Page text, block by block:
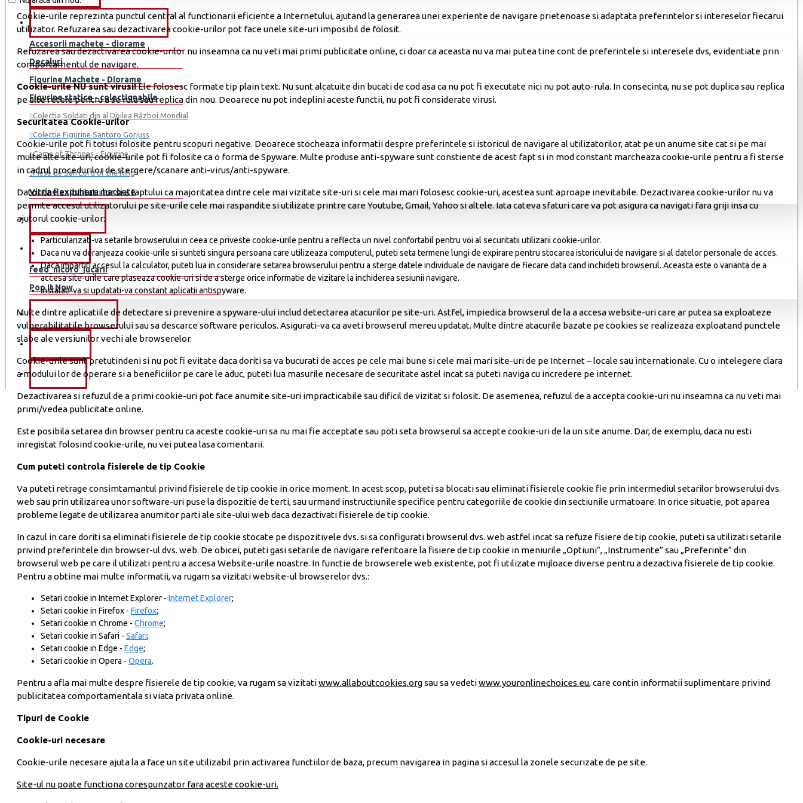
Producator
Abrex
Abrex Junior
ACME
Alarme
Almost Real
Altaya
Altii
Altii...
Amercom
Atlas
AuroraModels
Auto Historia
Autoart
Vezi mai mult...
Colectia Eddie Stobart Collection 1:76 Atlas
Colectia Fast & Furious 1:32 2025 Libertatea
Colectia Fast & Furious 1:32 Libertatea
Colectia Ferrari Eaglemoss/Altaya
Colectia Ferrari Racing Collection 1:43 GSP
Colectia Formula 1 - 2024 Libertatea
Colectia Formula 1 - Car Collection 1:43 GSP
Colectia Locomotive Celebre - Amercom
Colectia Masini de Legenda Romania
Vezi mai mult...
Reviste Machete KIT -
construibile
Colectia Elicopterul de Asalt MI-24V, scara 1:24 Eaglemoss
Colectia Figurina Iron Man - Armura MARK III, 1:4, KIT, DeAgostini
Colectia Furios si Iute, Nissan Skyline GT-R KIT, 1:8, DeAgostini
Colectia Macheta ARO 240 KIT, scara 1:8 Hachette
Colectia Macheta Dacia 1300 KIT, scara 1:8 Eaglemoss
Colectia Macheta Dacia 1300 KIT, scara 1:8 Hachette
Colectia Macheta Nava Scoala Mircea KIT, scara 1:95 RBA
Colectia Trabant 601 Deluxe, 1:8, Hachette
Colectia Spy Robot - Robotul Spion- Eaglemoss
Colectia Tancul Т-34 macheta kit 1:16 - Eaglemoss
Vezi mai mult...
Reviste Figurine
Colectia Game of Thrones
Colectie Piese de Sah Lord of the Ring
Reviste copii - educative
Colectia Biblioteca pentru copii
Colectia Marea istorie ilustrata a Romaniei si a Republicii Moldova - Litera
Colectia Povesti Biblioteca Disney 100 de ani - Libertatea
Colectia Lumea Animalutelor - Amercom
Colectia Magic Happy English - Amercom
Colectii diverse
ACC/FIGURINE/VITRINE
Accesorii machete - diorame
Decaluri
Figurine Machete - Diorame
Figurine statice - colectionabile
Colectia Soldati din al Doilea Război Mondial
Colectie Figurine Santoro Gorjuss
Game of Thrones - Figurine
Piese de Sah Lord of the Ring
Vitrine expunere machete
IN CURAND
JUCARII
feed_nicoro_jucarii
Pop It Now
MACHETE KIT
OUTLET
FORUM
Cookie-urile reprezinta punctul central al functionarii eficiente a Internetului, ajutand la generarea unei experiente de navigare prietenoase si adaptata preferintelor si intereselor fiecarui
utilizator. Refuzarea sau dezactivarea cookie-urilor pot face unele site-uri imposibil de folosit.
Refuzarea sau dezactivarea cookie-urilor nu inseamna ca nu veti mai primi publicitate online, ci doar ca aceasta nu va mai putea tine cont de preferintele si interesele dvs, evidentiate prin
comportamentul de navigare.
Cookie-urile NU sunt virusi!Ele folosesc formate tip plain text. Nu sunt alcatuite din bucati de cod asa ca nu pot fi executate nici nu pot auto-rula. In consecinta, nu se pot duplica sau replica
pe alte retele pentru a se rula sau replica din nou. Deoarece nu pot indeplini aceste functii, nu pot fi considerate virusi.
Securitatea Cookie-urilor
Cookie-urile pot fi totusi folosite pentru scopuri negative. Deoarece stocheaza informatii despre preferintele si istoricul de navigare al utilizatorilor, atat pe un anume site cat si pe mai
multe alte site-uri, cookie-urile pot fi folosite ca o forma de Spyware. Multe produse anti-spyware sunt constiente de acest fapt si in mod constant marcheaza cookie-urile pentru a fi sterse
in cadrul procedurilor de stergere/scanare anti-virus/anti-spyware.
Datorita flexibilitatii lor si a faptului ca majoritatea dintre cele mai vizitate site-uri si cele mai mari folosesc cookie-uri, acestea sunt aproape inevitabile. Dezactivarea cookie-urilor nu va
permite accesul utilizatorului pe site-urile cele mai raspandite si utilizate printre care Youtube, Gmail, Yahoo si altele. Iata cateva sfaturi care va pot asigura ca navigati fara griji insa cu
ajutorul cookie-urilor:
Particularizati-va setarile browserului in ceea ce priveste cookie-urile pentru a reflecta un nivel confortabil pentru voi al securitatii utilizarii cookie-urilor.
Daca nu va deranjeaza cookie-urile si sunteti singura persoana care utilizeaza computerul, puteti seta termene lungi de expirare pentru stocarea istoricului de navigare si al datelor personale de acces.
Daca impartiti accesul la calculator, puteti lua in considerare setarea browserului pentru a sterge datele individuale de navigare de fiecare data cand inchideti browserul. Aceasta este o varianta de a
accesa site-urile care plaseaza cookie-uri si de a sterge orice informatie de vizitare la inchiderea sesiunii navigare.
Instalati-va si updatati-va constant aplicatii antispyware.
Multe dintre aplicatiile de detectare si prevenire a spyware-ului includ detectarea atacurilor pe site-uri. Astfel, impiedica browserul de la a accesa website-uri care ar putea sa exploateze
vulnerabilitatile browserului sau sa descarce software periculos. Asigurati-va ca aveti browserul mereu updatat. Multe dintre atacurile bazate pe cookies se realizeaza exploatand punctele
slabe ale versiunilor vechi ale browserelor.
Cookie-urile sunt pretutindeni si nu pot fi evitate daca doriti sa va bucurati de acces pe cele mai bune si cele mai mari site-uri de pe Internet – locale sau internationale. Cu o intelegere clara
a modului lor de operare si a beneficiilor pe care le aduc, puteti lua masurile necesare de securitate astel incat sa puteti naviga cu incredere pe internet.
Dezactivarea si refuzul de a primi cookie-uri pot face anumite site-uri impracticabile sau dificil de vizitat si folosit. De asemenea, refuzul de a accepta cookie-uri nu inseamna ca nu veti mai
primi/vedea publicitate online.
Este posibila setarea din browser pentru ca aceste cookie-uri sa nu mai fie acceptate sau poti seta browserul sa accepte cookie-uri de la un site anume. Dar, de exemplu, daca nu esti
inregistat folosind cookie-urile, nu vei putea lasa comentarii.
Cum puteti controla fisierele de tip Cookie
Va puteti retrage consimtamantul privind fisierele de tip cookie in orice moment. In acest scop, puteti sa blocati sau eliminati fisierele cookie fie prin intermediul setarilor browserului dvs.
web sau prin utilizarea unor software-uri puse la dispozitie de terti, sau urmand instructiunile specifice pentru categoriile de cookie din sectiunile urmatoare. In orice situatie, pot aparea
probleme legate de utilizarea anumitor parti ale site-ului web daca dezactivati fisierele de tip cookie.
In cazul in care doriti sa eliminati fisierele de tip cookie stocate pe dispozitivele dvs. si sa configurati browserul dvs. web astfel incat sa refuze fisiere de tip cookie, puteti sa utilizati setarile
privind preferintele din browser-ul dvs. web. De obicei, puteti gasi setarile de navigare referitoare la fisiere de tip cookie in meniurile „Optiuni”, „Instrumente” sau „Preferinte” din
browserul web pe care il utilizati pentru a accesa Website-urile noastre. In functie de browserele web existente, pot fi utilizate mijloace diverse pentru a dezactiva fisierele de tip cookie.
Pentru a obtine mai multe informatii, va rugam sa vizitati website-ul browserelor dvs.:
Setari cookie in Internet Explorer - Internet Explorer;
Setari cookie in Firefox - Firefox;
Setari cookie in Chrome - Chrome;
Setari cookie in Safari - Safari;
Setari cookie in Edge - Edge;
Setari cookie in Opera - Opera.
Pentru a afla mai multe despre fisierele de tip cookie, va rugam sa vizitatiwww.allaboutcookies.orgsau sa vedetiwww.youronlinechoices.eu, care contin informatii suplimentare privind
publicitatea comportamentala si viata privata online.
Tipuri de Cookie
Cookie-uri necesare
Cookie-urile necesare ajuta la a face un site utilizabil prin activarea functiilor de baza, precum navigarea in pagina si accesul la zonele securizate de pe site.
Site-ul nu poate functiona corespunzator fara aceste cookie-uri.